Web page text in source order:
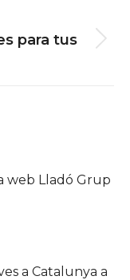
para tus
web Lladó Grup
a Catalunya a